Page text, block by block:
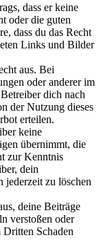
dass er keine
oder die guten
dass du das Recht
Links und Bilder
aus. Bei
oder anderer im
dich nach
der Nutzung dieses
erteilen.
keine
übernimmt, die
zur Kenntnis
dein
jederzeit zu löschen
deine Beiträge
verstoßen oder
Dritten Schaden